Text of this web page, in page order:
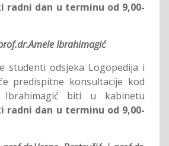
radni dan u terminu od 9,00-
Ibrahimagić
studenti odsjeka Logopedija i
predispitne konsultacije kod
Ibrahimagić biti u kabinetu
radni dan u terminu od 9,00-